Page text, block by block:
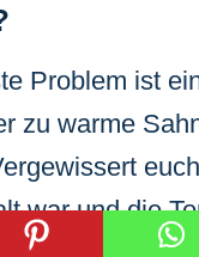
Problem ist
zu warme
war und die